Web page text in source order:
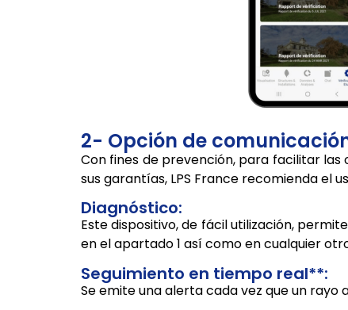
2- Opción de
Con fines de prevención, para facilitar las
sus garantías, LPS France recomienda el
Diagnóstico:
Este dispositivo, de fácil utilización,
en el apartado 1 así como en cualquier
Seguimiento en tiempo real**:
Se emite una alerta cada vez que un